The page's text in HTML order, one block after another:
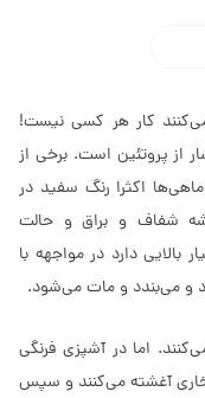
کار هر کسی نیست!
از پروتئین است. برخی از
اکثرا رنگ سفید در
شفاف و براق و حالت
بالایی دارد در مواجهه با
و می‌بندد و مات می‌شود.
اما در آشپزی فرنگی
آغشته می‌کنند و سپس